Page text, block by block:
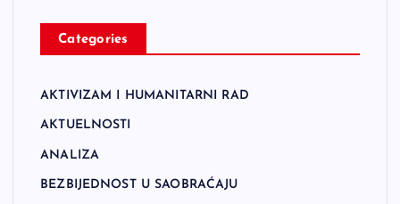
Categories
AKTIVIZAM I HUMANITARNI RAD
AKTUELNOSTI
ANALIZA
BEZBIJEDNOST U SAOBRAĆAJU